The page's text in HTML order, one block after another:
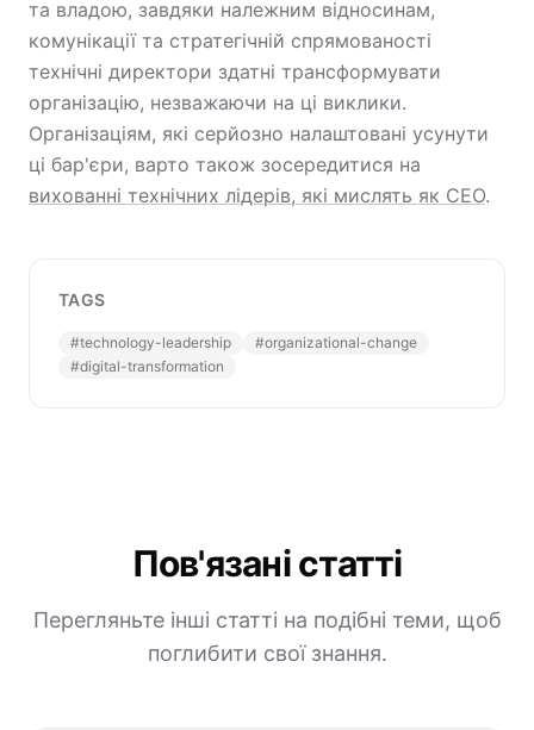
та владою, завдяки належним відносинам,
комунікації та стратегічній спрямованості
технічні директори здатні трансформувати
організацію, незважаючи на ці виклики.
Організаціям, які серйозно налаштовані усунути
ці бар'єри, варто також зосередитися на
вихованні технічних лідерів, які мислять як CEO.
TAGS
#technology-leadership #organizational-change
#digital-transformation
Пов'язані статті
Перегляньте інші статті на подібні теми, щоб
поглибити свої знання.